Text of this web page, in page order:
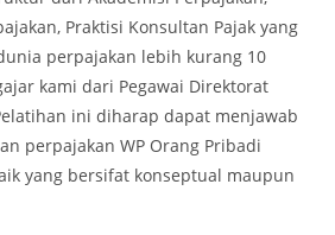
Praktisi Konsultan Pajak yang
perpajakan lebih kurang 10
kami dari Pegawai Direktorat
ini diharap dapat menjawab
perpajakan WP Orang Pribadi
yang bersifat konseptual maupun